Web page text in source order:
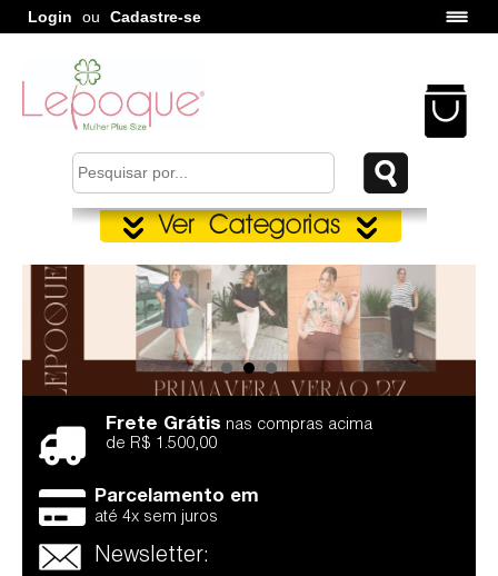
Login ou Cadastre-se
Frete Grátis nas compras acima
de R$ 1.500,00
Parcelamento em
até 4x sem juros
Newsletter: